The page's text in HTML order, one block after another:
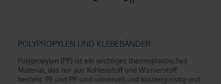
POLYPROPYLEN UND KLEBEBÄNDER
Polypropylen (PP) ist ein wichtiges thermoplastisches
Material, das nur aus Kohlenstoff und Wasserstoff
besteht. PE und PP sind universell und kostengünstig und